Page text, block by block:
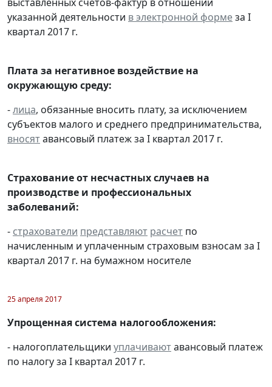
указанной деятельности в электронной формеза I
квартал 2017 г.
Плата за негативное воздействие на
окружающую среду:
-лица, обязанные вносить плату, за исключением
субъектов малого и среднего предпринимательства,
вносятавансовый платеж за I квартал 2017 г.
Страхование от несчастных случаев на
производстве и профессиональных
заболеваний:
- страхователи представляют расчет по
начисленным и уплаченным страховым взносам за I
квартал 2017 г. на бумажном носителе
25 апреля 2017
Упрощенная система налогообложения:
- налогоплательщики уплачиваютавансовый платеж
по налогу за I квартал 2017 г.